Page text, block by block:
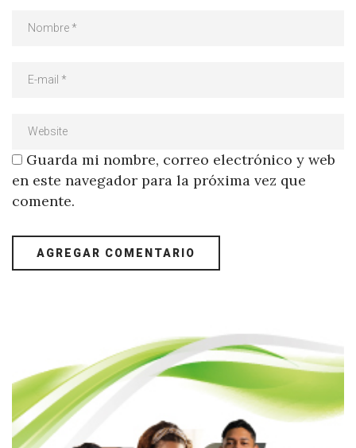
Guarda mi nombre, correo electrónico y web
en este navegador para la próxima vez que
comente.